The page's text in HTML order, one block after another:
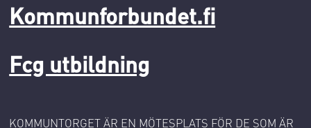
Kommunforbundet.fi
Fcg utbildning
KOMMUNTORGET ÄR EN MÖTESPLATS FÖR DE SOM ÄR